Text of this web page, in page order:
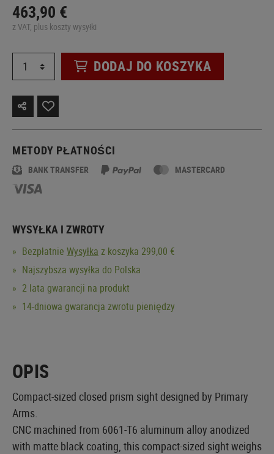
463,90 €
z VAT, plus koszty wysyłki
DODAJ DO KOSZYKA
METODY PŁATNOŚCI
BANK TRANSFER MASTERCARD
WYSYŁKA I ZWROTY
Bezpłatnie Wysyłka z koszyka 299,00 €
Najszybsza wysyłka do Polska
2 lata gwarancji na produkt
14-dniowa gwarancja zwrotu pieniędzy
OPIS
Compact-sized closed prism sight designed by Primary
Arms.
CNC machined from 6061-T6 aluminum alloy anodized
with matte black coating, this compact-sized sight weighs